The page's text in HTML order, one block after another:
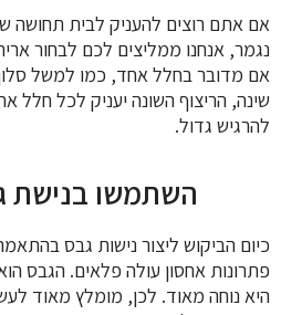
אם אתם רוצים להעניק לבית תחושה
נגמר, אנחנו ממליצים לכם לבחור
אם מדובר בחלל אחד, כמו למשל
שינה, הריצוף השונה יעניק לכל חלל
להרגיש גדול.
השתמשו בנישת
כיום הביקוש ליצור נישות גבס
פתרונות אחסון עולה פלאים. הגבס
היא נוחה מאוד. לכן, מומלץ מאוד